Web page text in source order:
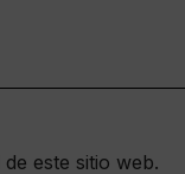
de este sitio web.